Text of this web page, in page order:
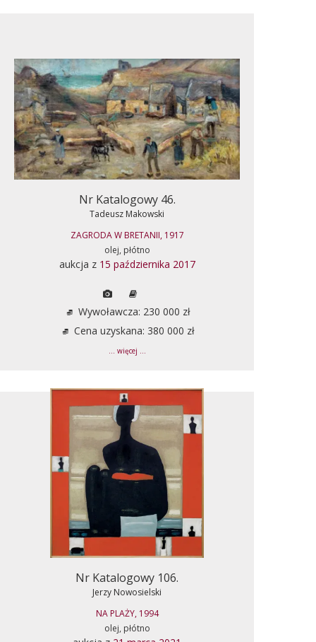
Nr Katalogowy 46.
Tadeusz Makowski
ZAGRODA W BRETANII, 1917
olej, płótno
aukcja z 15 października 2017
Wywoławcza: 230 000 zł
Cena uzyskana: 380 000 zł
... więcej ...
Nr Katalogowy 106.
Jerzy Nowosielski
NA PLAŻY, 1994
olej, płótno